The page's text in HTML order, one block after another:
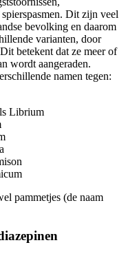
Dit zijn veel
bevolking en daarom
varianten, door
betekent dat ze meer of
wordt aangeraden.
namen tegen:
Librium
pammetjes (de naam